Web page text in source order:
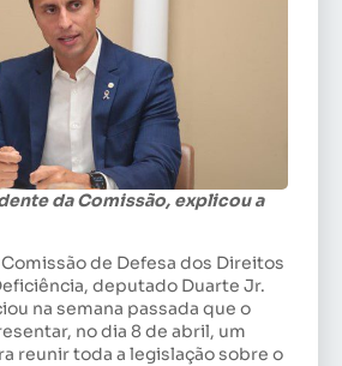
da Comissão, explicou a
de Defesa dos Direitos
deputado Duarte Jr.
na semana passada que o
no dia 8 de abril, um
reunir toda a legislação sobre o